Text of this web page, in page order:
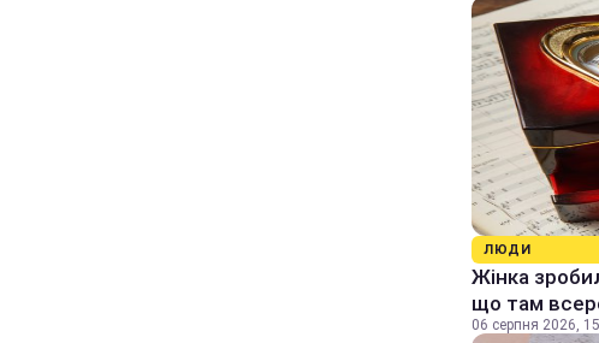
ЛЮДИ
Жінка
що там
06 серпня 2026,